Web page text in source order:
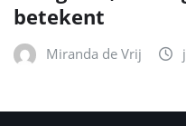
betekent
Miranda de Vrij